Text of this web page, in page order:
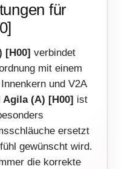
für
[H00] verbindet
mit einem
und V2A
Agila (A) [H00] ist
ersetzt
gewünscht wird.
die korrekte